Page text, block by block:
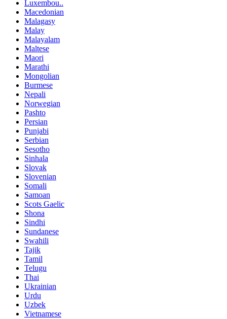
Luxembou..
Macedonian
Malagasy
Malay
Malayalam
Maltese
Maori
Marathi
Mongolian
Burmese
Nepali
Norwegian
Pashto
Persian
Punjabi
Serbian
Sesotho
Sinhala
Slovak
Slovenian
Somali
Samoan
Scots Gaelic
Shona
Sindhi
Sundanese
Swahili
Tajik
Tamil
Telugu
Thai
Ukrainian
Urdu
Uzbek
Vietnamese